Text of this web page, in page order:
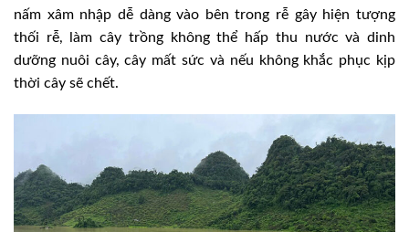
nấm xâm nhập dễ dàng vào bên trong rễ gây hiện tượng
thối rễ, làm cây trồng không thể hấp thu nước và dinh
dưỡng nuôi cây, cây mất sức và nếu không khắc phục kịp
thời cây sẽ chết.